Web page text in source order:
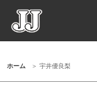
ホーム 宇井優良梨